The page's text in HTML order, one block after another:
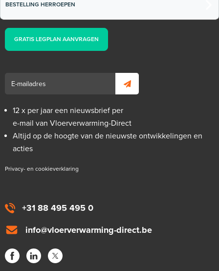
+31 88 495 495 0
info@vloerverwarming-direct.be
BESTELLING HERROEPEN
GRATIS LEGPLAN AANVRAGEN
12 x per jaar een nieuwsbrief per
e-mail van Vloerverwarming-Direct
Altijd op de hoogte van de nieuwste ontwikkelingen en
acties
Privacy- en cookieverklaring